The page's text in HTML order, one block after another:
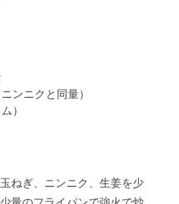
ンニクと同量）
）
ねぎ、ニンニク、生姜を少